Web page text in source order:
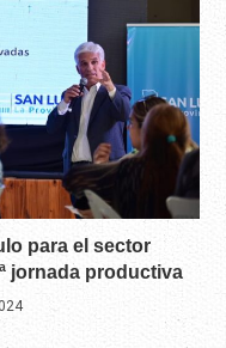
para el sector
jornada productiva